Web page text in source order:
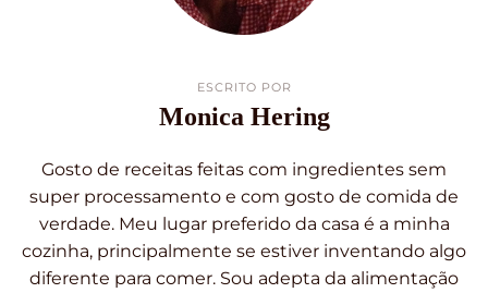
ESCRITO POR
Monica Hering
Gosto de receitas feitas com ingredientes sem
super processamento e com gosto de comida de
verdade. Meu lugar preferido da casa é a minha
cozinha, principalmente se estiver inventando algo
diferente para comer. Sou adepta da alimentação